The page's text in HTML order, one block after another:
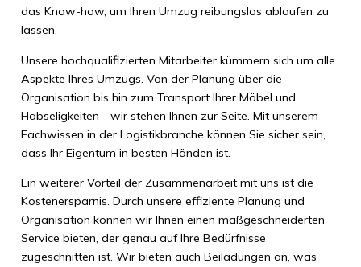
das Know-how, um Ihren Umzug reibungslos ablaufen zu
lassen.
Unsere hochqualifizierten Mitarbeiter kümmern sich um alle
Aspekte Ihres Umzugs. Von der Planung über die
Organisation bis hin zum Transport Ihrer Möbel und
Habseligkeiten - wir stehen Ihnen zur Seite. Mit unserem
Fachwissen in der Logistikbranche können Sie sicher sein,
dass Ihr Eigentum in besten Händen ist.
Ein weiterer Vorteil der Zusammenarbeit mit uns ist die
Kostenersparnis. Durch unsere effiziente Planung und
Organisation können wir Ihnen einen maßgeschneiderten
Service bieten, der genau auf Ihre Bedürfnisse
zugeschnitten ist. Wir bieten auch Beiladungen an, was